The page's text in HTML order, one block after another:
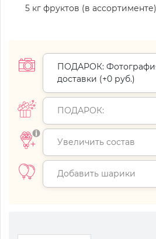
5 кг фруктов (в
ПОДАРОК:
доставки (+0 руб.)
ПОДАРОК:
Увеличить состав
Добавить шарики